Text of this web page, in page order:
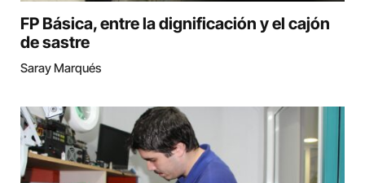
FP Básica, entre la dignificación y el cajón
de sastre
Saray Marqués